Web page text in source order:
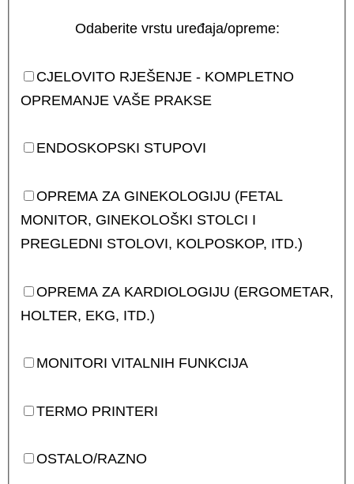
Odaberite vrstu uređaja/opreme:
CJELOVITO RJEŠENJE - KOMPLETNO
OPREMANJE VAŠE PRAKSE
ENDOSKOPSKI STUPOVI
OPREMA ZA GINEKOLOGIJU (FETAL
MONITOR, GINEKOLOŠKI STOLCI I
PREGLEDNI STOLOVI, KOLPOSKOP, ITD.)
OPREMA ZA KARDIOLOGIJU (ERGOMETAR,
HOLTER, EKG, ITD.)
MONITORI VITALNIH FUNKCIJA
TERMO PRINTERI
OSTALO/RAZNO